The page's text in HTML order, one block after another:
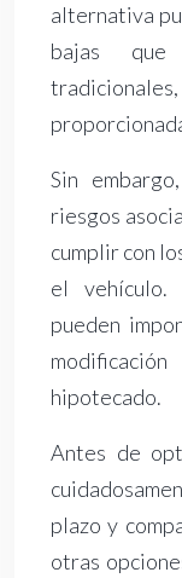
alternativa
bajas que
Sin
riesgos
cumplir con
el vehículo.
pueden
hipotecado.
Antes de
plazo y
otras